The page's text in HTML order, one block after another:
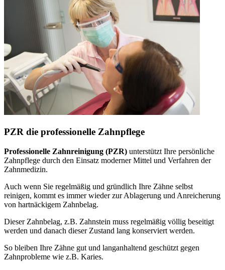
PZR die professionelle Zahnpflege
Professionelle Zahnreinigung (PZR) unterstützt Ihre persönliche
Zahnpflege durch den Einsatz moderner Mittel und Verfahren der
Zahnmedizin.
Auch wenn Sie regelmäßig und gründlich Ihre Zähne selbst
reinigen, kommt es immer wieder zur Ablagerung und Anreicherung
von hartnäckigem Zahnbelag.
Dieser Zahnbelag, z.B. Zahnstein muss regelmäßig völlig beseitigt
werden und danach dieser Zustand lang konserviert werden.
So bleiben Ihre Zähne gut und langanhaltend geschützt gegen
Zahnprobleme wie z.B. Karies.